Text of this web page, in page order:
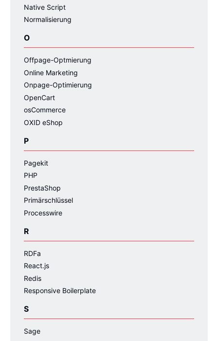
Native Script
Normalisierung
O
Offpage-Optmierung
Online Marketing
Onpage-Optimierung
OpenCart
osCommerce
OXID eShop
P
Pagekit
PHP
PrestaShop
Primärschlüssel
Processwire
R
RDFa
React.js
Redis
Responsive Boilerplate
S
Sage